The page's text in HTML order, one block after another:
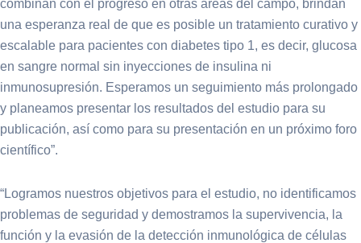
combinan con el progreso en otras áreas del campo, brindan
una esperanza real de que es posible un tratamiento curativo y
escalable para pacientes con diabetes tipo 1, es decir, glucosa
en sangre normal sin inyecciones de insulina ni
inmunosupresión. Esperamos un seguimiento más prolongado
y planeamos presentar los resultados del estudio para su
publicación, así como para su presentación en un próximo foro
científico”.
“Logramos nuestros objetivos para el estudio, no identificamos
problemas de seguridad y demostramos la supervivencia, la
función y la evasión de la detección inmunológica de células